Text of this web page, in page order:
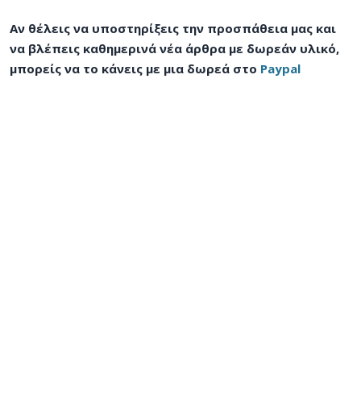
Αν θέλεις να υποστηρίξεις την προσπάθεια μας και
να βλέπεις καθημερινά νέα άρθρα με δωρεάν υλικό,
μπορείς να το κάνεις με μια δωρεά στο Paypal